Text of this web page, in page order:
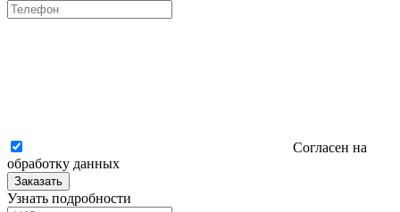
Согласен на
обработку данных
Заказать
Узнать подробности